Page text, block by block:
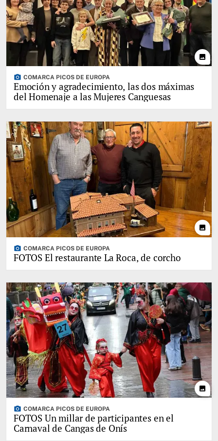
photo
photo_camera COMARCA PICOS DE EUROPA
Emoción y agradecimiento, las dos máximas
del Homenaje a las Mujeres Canguesas
photo
photo_camera COMARCA PICOS DE EUROPA
FOTOS El restaurante La Roca, de corcho
photo
photo_camera COMARCA PICOS DE EUROPA
FOTOS Un millar de participantes en el
Carnaval de Cangas de Onís